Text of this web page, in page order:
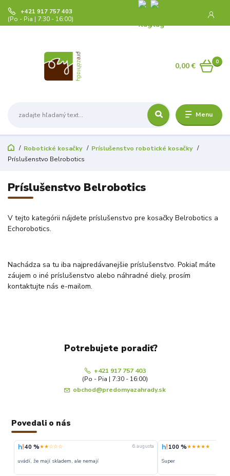
Menu
+421 917 757 403
(Po - Pia | 7:30 - 16:00)
0
0,00 €
Robotické kosačky
Príslušenstvo robotické kosačky
Príslušenstvo Belrobotics
Príslušenstvo Belrobotics
V tejto kategórii nájdete príslušenstvo pre kosačky Belrobotics a
Echorobotics.
Nachádza sa tu iba najpredávanejšie príslušenstvo. Pokiaľ máte
záujem o iné príslušenstvo alebo náhradné diely, prosím
kontaktujte nás e-mailom.
Potrebujete poradiť?
+421 917 757 403
(Po - Pia | 7:30 - 16:00)
obchod@predomyazahrady.sk
Povedali o nás
40 %★★☆☆☆ 6. augusta
uvádí, že mají skladem, ale nemají
100 %★★★★★
Super